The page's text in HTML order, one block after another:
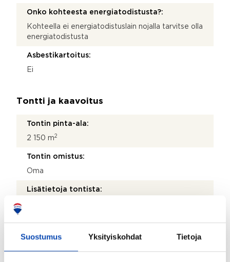
Suostumus Yksityiskohdat Tietoja
Onko kohteesta energiatodistusta?:
Kohteella ei energiatodistuslain nojalla tarvitse olla
energiatodistusta
Asbestikartoitus:
Ei
Tontti ja kaavoitus
Tontin pinta-ala:
2 150 m2
Tontin omistus:
Oma
Lisätietoja tontista:
Rakennusoikeus kerros-m :